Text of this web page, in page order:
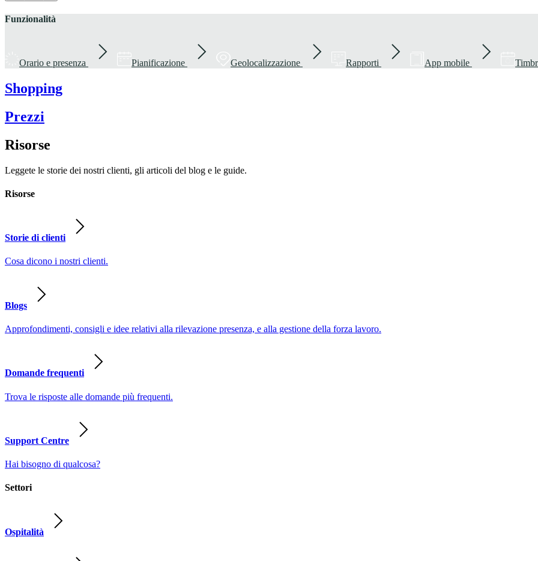
Funzionalità
Orario e presenza Pianificazione Geolocalizzazione Rapporti App mobile
Shopping
Prezzi
Risorse
Leggete le storie dei nostri clienti, gli articoli del blog e le guide.
Risorse
Storie di clienti
Cosa dicono i nostri clienti.
Blogs
Approfondimenti, consigli e idee relativi alla rilevazione presenza, e alla gestione della forza lavoro.
Domande frequenti
Trova le risposte alle domande più frequenti.
Support Centre
Hai bisogno di qualcosa?
Settori
Ospitalità